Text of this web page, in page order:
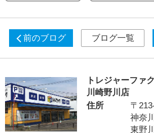
前のブログ ブログ一覧
トレジャーファ
川崎野川店
住所
〒
神奈
東野